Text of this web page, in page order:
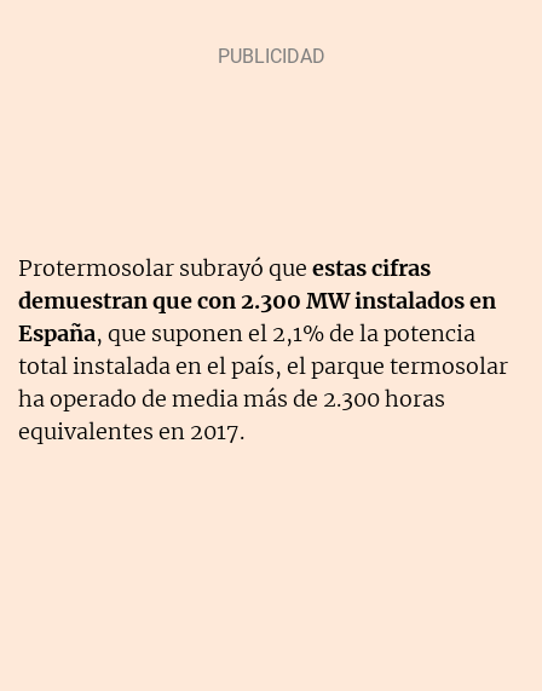
Protermosolar subrayó que estas cifras
demuestran que con 2.300 MW instalados en
España, que suponen el 2,1% de la potencia
total instalada en el país, el parque termosolar
ha operado de media más de 2.300 horas
equivalentes en 2017.